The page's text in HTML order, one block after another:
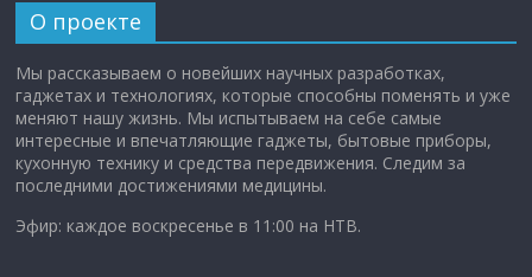
О проекте
Мы рассказываем о новейших научных разработках,
гаджетах и технологиях, которые способны поменять и уже
меняют нашу жизнь. Мы испытываем на себе самые
интересные и впечатляющие гаджеты, бытовые приборы,
кухонную технику и средства передвижения. Следим за
последними достижениями медицины.
Эфир: каждое воскресенье в 11:00 на НТВ.